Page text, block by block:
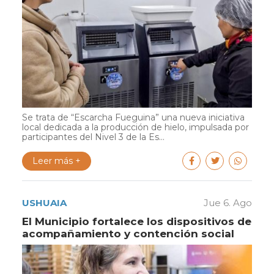
Se trata de “Escarcha Fueguina” una nueva iniciativa
local dedicada a la producción de hielo, impulsada por
participantes del Nivel 3 de la Es...
Leer más +
USHUAIA Jue 6. Ago
El Municipio fortalece los dispositivos de
acompañamiento y contención social